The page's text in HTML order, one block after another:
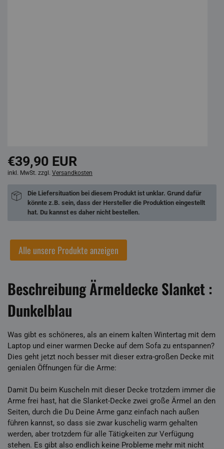
€39,90 EUR
inkl. MwSt. zzgl. Versandkosten
Die Liefersituation bei diesem Produkt ist unklar. Grund dafür
könnte z.B. sein, dass der Hersteller die Produktion eingestellt
hat. Du kannst es daher nicht bestellen.
Alle unsere Produkte anzeigen
Beschreibung Ärmeldecke Slanket :
Dunkelblau
Was gibt es schöneres, als an einem kalten Wintertag mit dem
Laptop und einer warmen Decke auf dem Sofa zu entspannen?
Dies geht jetzt noch besser mit dieser extra-großen Decke mit
genialen Öffnungen für die Arme:
Damit Du beim Kuscheln mit dieser Decke trotzdem immer die
Arme frei hast, hat die Slanket-Decke zwei große Ärmel an den
Seiten, durch die Du Deine Arme ganz einfach nach außen
führen kannst, so dass sie zwar kuschelig warm gehalten
werden, aber trotzdem für alle Tätigkeiten zur Verfügung
stehen. Es gibt also endlich keine Probleme mehr mit nicht